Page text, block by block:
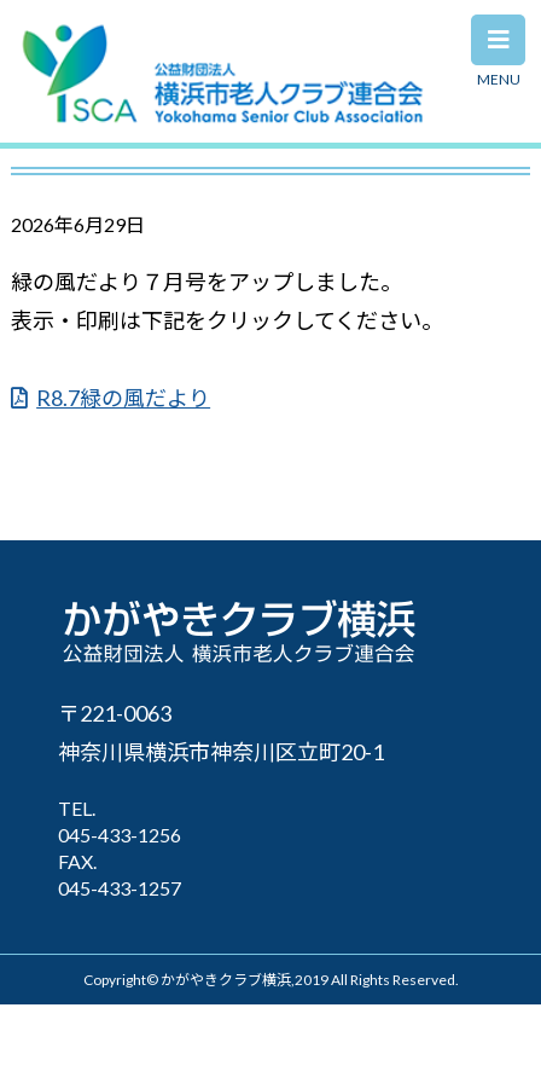
MENU
緑の風だより ７月号
2026年6月29日
緑の風だより７月号をアップしました。
表示・印刷は下記をクリックしてください。
R8.7緑の風だより
〒221-0063
神奈川県横浜市神奈川区立町20-1
TEL.
045-433-1256
FAX.
045-433-1257
Copyright© かがやきクラブ横浜,2019 All Rights Reserved.